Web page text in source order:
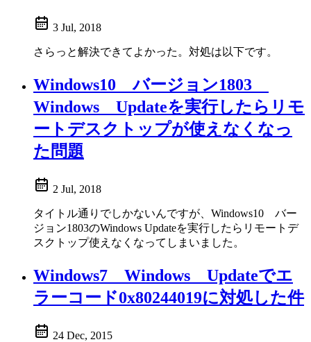
3 Jul, 2018
さらっと解決できてよかった。対処は以下です。
Windows10 バージョン1803
Windows Updateを実行したらリモ
ートデスクトップが使えなくなっ
た問題
2 Jul, 2018
タイトル通りでしかないんですが、Windows10 バー
ジョン1803のWindows Updateを実行したらリモートデ
スクトップ使えなくなってしまいました。
Windows7 Windows Updateでエ
ラーコード0x80244019に対処した件
24 Dec, 2015